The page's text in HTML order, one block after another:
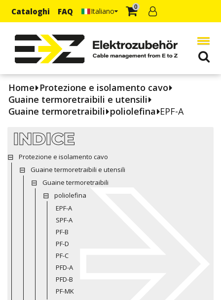
Cataloghi FAQ Italiano 0
Home Protezione e isolamento cavo
Guaine termoretraibili e utensili
Guaine termoretraibili poliolefina EPF-A
INDICE
Protezione e isolamento cavo
Guaine termoretraibili e utensili
Guaine termoretraibili
poliolefina
EPF-A
SPF-A
PF-B
PF-D
PF-C
PFD-A
PFD-B
PF-MK